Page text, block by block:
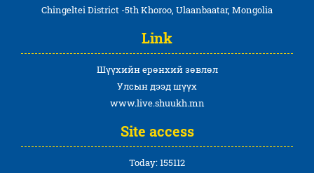
Chingeltei District -5th Khoroo, Ulaanbaatar, Mongolia
Link
Шүүхийн ерөнхий зөвлөл
Улсын дээд шүүх
www.live.shuukh.mn
Site access
Today: 155112